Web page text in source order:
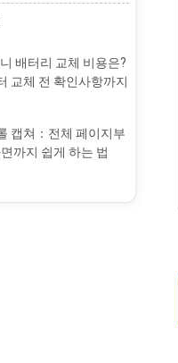
이폰으로 사진 옮기기
틸 사진으로 변환
에서 동기화 사진 삭
배터리 교체 비용은?
교체 전 확인사항까지
캡쳐：전체 페이지부
까지 쉽게 하는 법